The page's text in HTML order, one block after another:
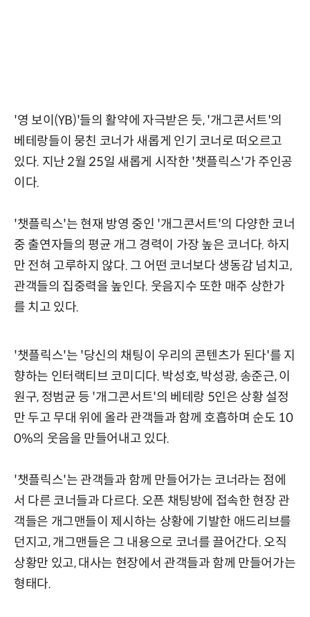
'영 보이(YB)'들의 활약에 자극받은 듯, '개그콘서트'의
베테랑들이 뭉친 코너가 새롭게 인기 코너로 떠오르고
있다. 지난 2월 25일 새롭게 시작한 '챗플릭스'가 주인공
이다.
'챗플릭스'는 현재 방영 중인 '개그콘서트'의 다양한 코너
중 출연자들의 평균 개그 경력이 가장 높은 코너다. 하지
만 전혀 고루하지 않다. 그 어떤 코너보다 생동감 넘치고,
관객들의 집중력을 높인다. 웃음지수 또한 매주 상한가
를 치고 있다.
'챗플릭스'는 '당신의 채팅이 우리의 콘텐츠가 된다'를 지
향하는 인터랙티브 코미디다. 박성호, 박성광, 송준근, 이
원구, 정범균 등 '개그콘서트'의 베테랑 5인은 상황 설정
만 두고 무대 위에 올라 관객들과 함께 호흡하며 순도 10
0%의 웃음을 만들어내고 있다.
'챗플릭스'는 관객들과 함께 만들어가는 코너라는 점에
서 다른 코너들과 다르다. 오픈 채팅방에 접속한 현장 관
객들은 개그맨들이 제시하는 상황에 기발한 애드리브를
던지고, 개그맨들은 그 내용으로 코너를 끌어간다. 오직
상황만 있고, 대사는 현장에서 관객들과 함께 만들어가는
형태다.